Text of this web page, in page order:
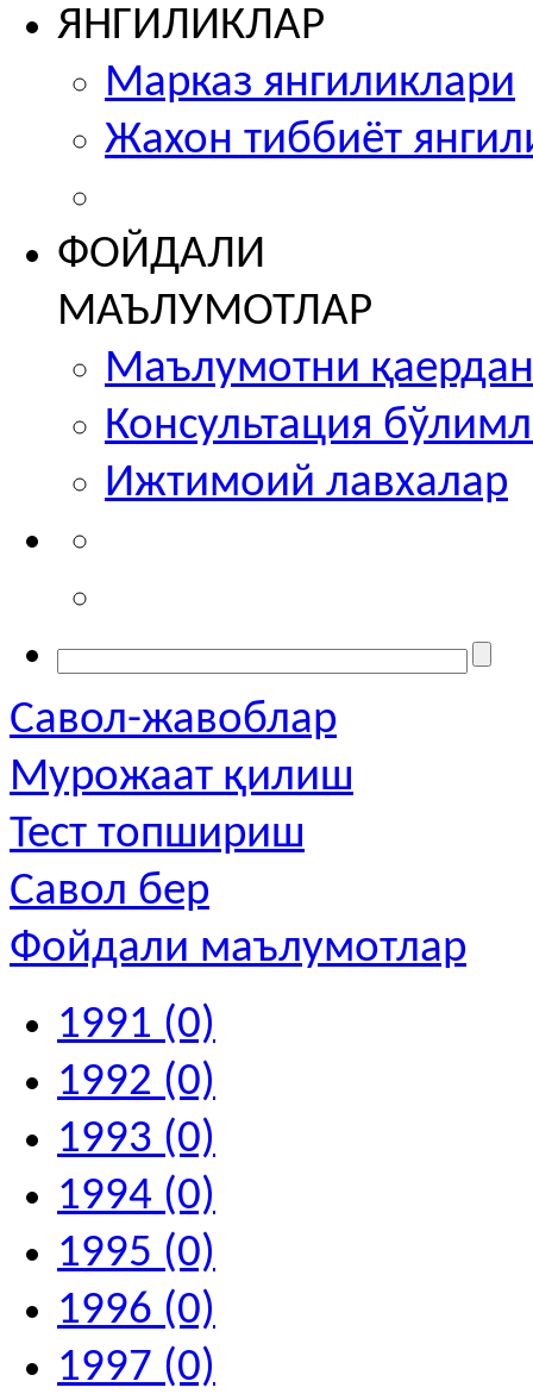
ЯНГИЛИКЛАР
Марказ янгиликлари
Жахон тиббиёт
ФОЙДАЛИ
МАЪЛУМОТЛАР
Маълумотни
Консультация
Ижтимоий лавхалар
Савол-жавоблар
Мурожаат қилиш
Тест топшириш
Савол бер
Фойдали маълумотлар
1991 (0)
1992 (0)
1993 (0)
1994 (0)
1995 (0)
1996 (0)
1997 (0)